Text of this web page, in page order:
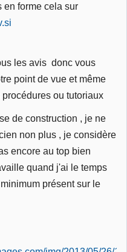
en forme cela sur
les avis donc vous
point de vue et même
ou tutoriaux
de construction , je ne
non plus , je considère
encore au top bien
quand j'ai le temps
présent sur le